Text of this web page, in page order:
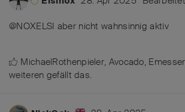
@NOXELSI aber nicht wahnsinnig aktiv
MichaelRothenpieler, Avocado,
weiteren gefällt das.